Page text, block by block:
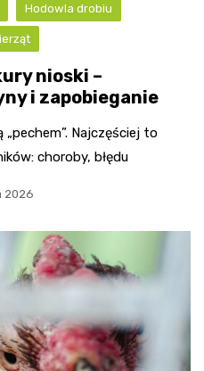
Hodowla drobiu
nioski –
i zapobieganie
„pechem”. Najczęściej to
choroby, błędu
2026